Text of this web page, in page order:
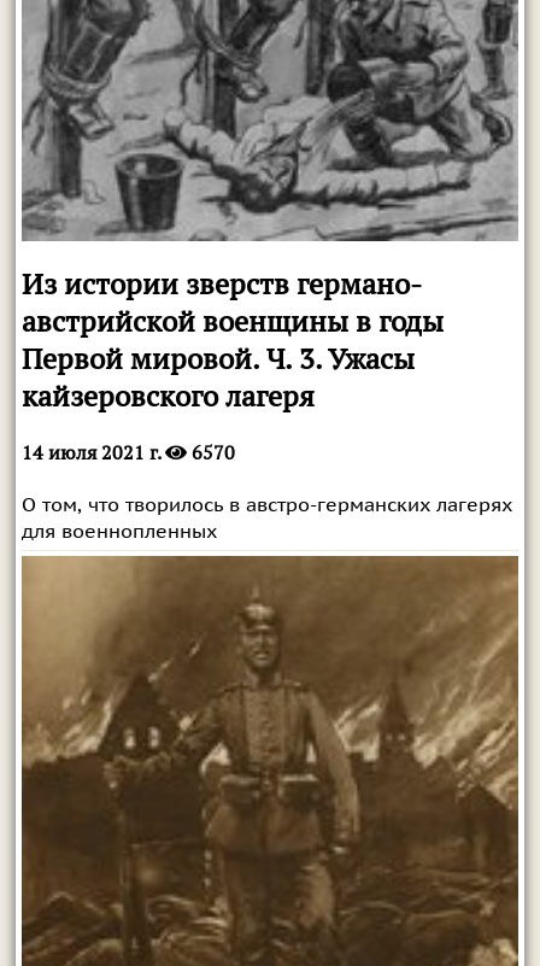
Из истории зверств германо-
австрийской военщины в годы
Первой мировой. Ч. 3. Ужасы
кайзеровского лагеря
14 июля 2021 г. 6570
О том, что творилось в австро-германских лагерях
для военнопленных